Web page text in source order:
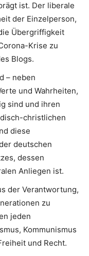
ist. Der liberale
der Einzelperson,
Übergriffigkeit
Krise zu
Blogs.
– neben
und Wahrheiten,
sind und ihren
christlichen
diese
deutschen
dessen
Anliegen ist.
der Verantwortung,
zu
jeden
Kommunismus
und Recht.